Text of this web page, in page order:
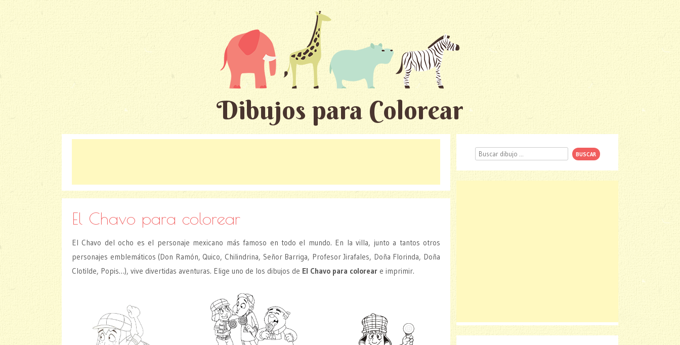
Dibujos para Colorear
El Chavo para colorear
El Chavo del ocho es el personaje mexicano más famoso en todo el mundo. En la villa, junto a tantos otros
personajes emblemáticos (Don Ramón, Quico, Chilindrina, Señor Barriga, Profesor Jirafales, Doña Florinda, Doña
Clotilde, Popis…), vive divertidas aventuras. Elige uno de los dibujos de El Chavo para colorear e imprimir.
Buscar